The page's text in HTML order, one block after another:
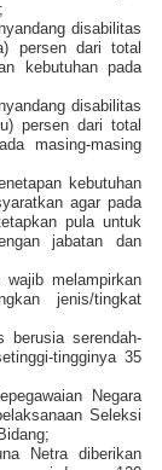
disabilitas
persen dari total
kebutuhan pada
disabilitas
persen dari total
masing-masing
kebutuhan
agar pada
pula untuk
jabatan dan
wajib melampirkan
jenis/tingkat
berusia serendah-
tingginya 35
Negara
Seleksi
Netra diberikan